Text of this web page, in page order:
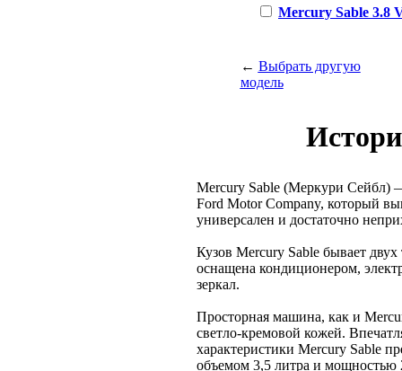
Mercury Sable 3.8
← Выбрать другую
модель
Mercury Sable (Меркури Сейбл)
Ford Motor Company, который
универсален и достаточно
Кузов Mercury Sable бывает
оснащена кондиционером,
зеркал.
Просторная машина, как и
светло-кремовой кожей.
характеристики Mercury Sable
объемом 3,5 литра и мощностью